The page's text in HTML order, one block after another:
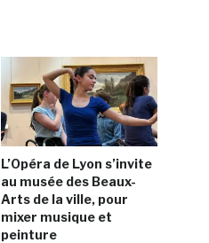
L’Opéra de Lyon s’invite
au musée des Beaux-
Arts de la ville, pour
mixer musique et
peinture